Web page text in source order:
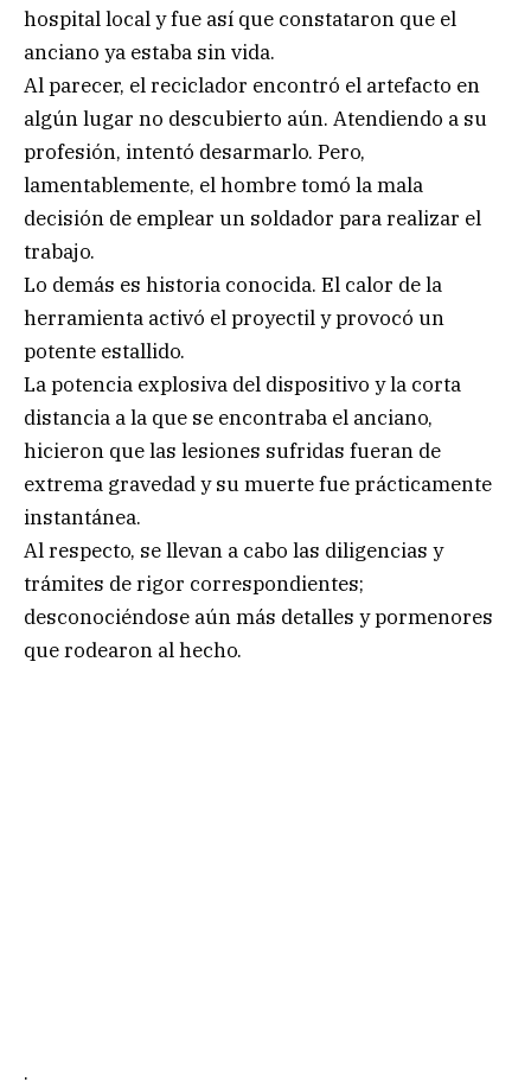
hospital local y fue así que constataron que el
anciano ya estaba sin vida.
Al parecer, el reciclador encontró el artefacto en
algún lugar no descubierto aún. Atendiendo a su
profesión, intentó desarmarlo. Pero,
lamentablemente, el hombre tomó la mala
decisión de emplear un soldador para realizar el
trabajo.
Lo demás es historia conocida. El calor de la
herramienta activó el proyectil y provocó un
potente estallido.
La potencia explosiva del dispositivo y la corta
distancia a la que se encontraba el anciano,
hicieron que las lesiones sufridas fueran de
extrema gravedad y su muerte fue prácticamente
instantánea.
Al respecto, se llevan a cabo las diligencias y
trámites de rigor correspondientes;
desconociéndose aún más detalles y pormenores
que rodearon al hecho.
.